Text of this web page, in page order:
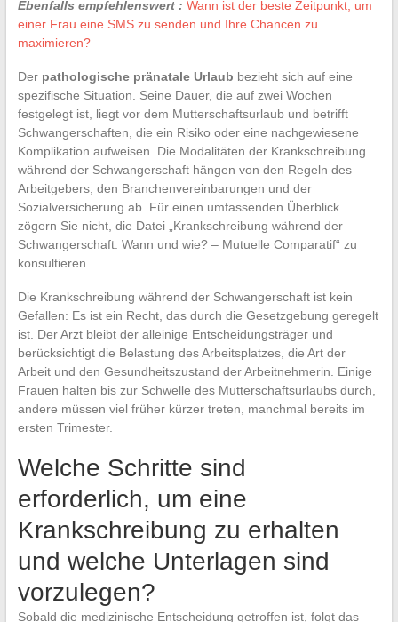
Ebenfalls empfehlenswert : Wann ist der beste Zeitpunkt, um
einer Frau eine SMS zu senden und Ihre Chancen zu
maximieren?
Der pathologische pränatale Urlaub bezieht sich auf eine
spezifische Situation. Seine Dauer, die auf zwei Wochen
festgelegt ist, liegt vor dem Mutterschaftsurlaub und betrifft
Schwangerschaften, die ein Risiko oder eine nachgewiesene
Komplikation aufweisen. Die Modalitäten der Krankschreibung
während der Schwangerschaft hängen von den Regeln des
Arbeitgebers, den Branchenvereinbarungen und der
Sozialversicherung ab. Für einen umfassenden Überblick
zögern Sie nicht, die Datei „Krankschreibung während der
Schwangerschaft: Wann und wie? – Mutuelle Comparatif“ zu
konsultieren.
Die Krankschreibung während der Schwangerschaft ist kein
Gefallen: Es ist ein Recht, das durch die Gesetzgebung geregelt
ist. Der Arzt bleibt der alleinige Entscheidungsträger und
berücksichtigt die Belastung des Arbeitsplatzes, die Art der
Arbeit und den Gesundheitszustand der Arbeitnehmerin. Einige
Frauen halten bis zur Schwelle des Mutterschaftsurlaubs durch,
andere müssen viel früher kürzer treten, manchmal bereits im
ersten Trimester.
Welche Schritte sind
erforderlich, um eine
Krankschreibung zu erhalten
und welche Unterlagen sind
vorzulegen?
Sobald die medizinische Entscheidung getroffen ist, folgt das